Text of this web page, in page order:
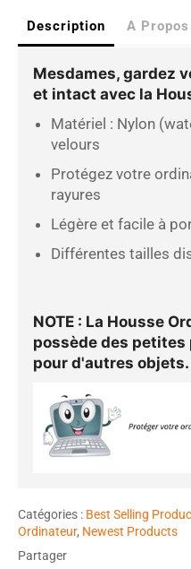
Description A Propos
Mesdames, gardez
et intact avec la
Matériel : Nylon
velours
Protégez votre
rayures
Légère et facile à
Différentes tailles
NOTE : La Housse
possède des petites
pour d'autres objets.
Catégories : Best Selling
Ordinateur, Newest Products
Partager